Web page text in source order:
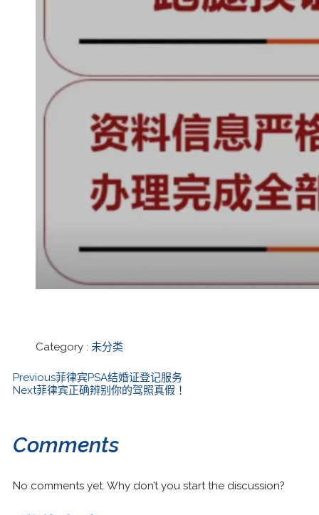
Category : 未分类
Previous菲律宾PSA结婚证登记服务
Next菲律宾正确辨别你的驾照真假！
Comments
No comments yet. Why don’t you start the discussion?